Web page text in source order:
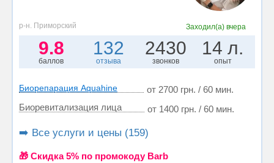
р-н. Приморский Заходил(а) вчера
9.8
баллов
132
отзыва
2430
звонков
14 л.
опыт
Биорепарация Aquahine
от 2700 грн. / 60 мин.
Биоревитализация лица
от 1400 грн. / 60 мин.
➡️ Все услуги и цены (159)
🎁 Cкидка 5% по промокоду Barb